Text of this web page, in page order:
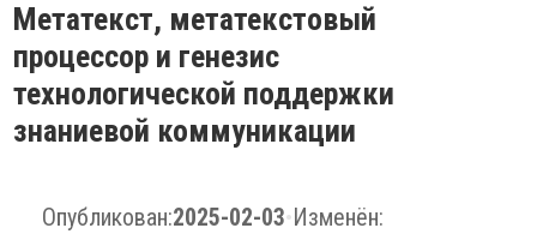
Метатекст, метатекстовый
процессор и генезис
технологической поддержки
знаниевой коммуникации
Опубликован:2025-02-03•Изменён: